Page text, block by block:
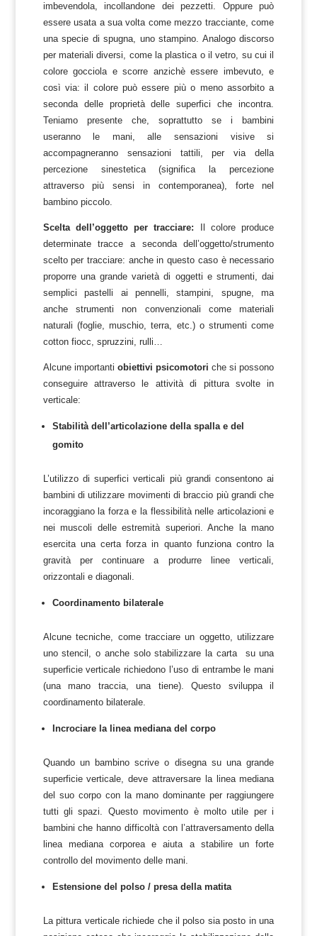
imbevendola, incollandone dei pezzetti. Oppure può
essere usata a sua volta come mezzo tracciante, come
una specie di spugna, uno stampino. Analogo discorso
per materiali diversi, come la plastica o il vetro, su cui il
colore gocciola e scorre anzichè essere imbevuto, e
così via: il colore può essere più o meno assorbito a
seconda delle proprietà delle superfici che incontra.
Teniamo presente che, soprattutto se i bambini
useranno le mani, alle sensazioni visive si
accompagneranno sensazioni tattili, per via della
percezione sinestetica (significa la percezione
attraverso più sensi in contemporanea), forte nel
bambino piccolo.
Scelta dell’oggetto per tracciare: Il colore produce
determinate tracce a seconda dell’oggetto/strumento
scelto per tracciare: anche in questo caso è necessario
proporre una grande varietà di oggetti e strumenti, dai
semplici pastelli ai pennelli, stampini, spugne, ma
anche strumenti non convenzionali come materiali
naturali (foglie, muschio, terra, etc.) o strumenti come
cotton fiocc, spruzzini, rulli…
Alcune importanti obiettivi psicomotori che si possono
conseguire attraverso le attività di pittura svolte in
verticale:
Stabilità dell’articolazione della spalla e del
gomito
L’utilizzo di superfici verticali più grandi consentono ai
bambini di utilizzare movimenti di braccio più grandi che
incoraggiano la forza e la flessibilità nelle articolazioni e
nei muscoli delle estremità superiori. Anche la mano
esercita una certa forza in quanto funziona contro la
gravità per continuare a produrre linee verticali,
orizzontali e diagonali.
Coordinamento bilaterale
Alcune tecniche, come tracciare un oggetto, utilizzare
uno stencil, o anche solo stabilizzare la carta su una
superficie verticale richiedono l’uso di entrambe le mani
(una mano traccia, una tiene). Questo sviluppa il
coordinamento bilaterale.
Incrociare la linea mediana del corpo
Quando un bambino scrive o disegna su una grande
superficie verticale, deve attraversare la linea mediana
del suo corpo con la mano dominante per raggiungere
tutti gli spazi. Questo movimento è molto utile per i
bambini che hanno difficoltà con l’attraversamento della
linea mediana corporea e aiuta a stabilire un forte
controllo del movimento delle mani.
Estensione del polso / presa della matita
La pittura verticale richiede che il polso sia posto in una